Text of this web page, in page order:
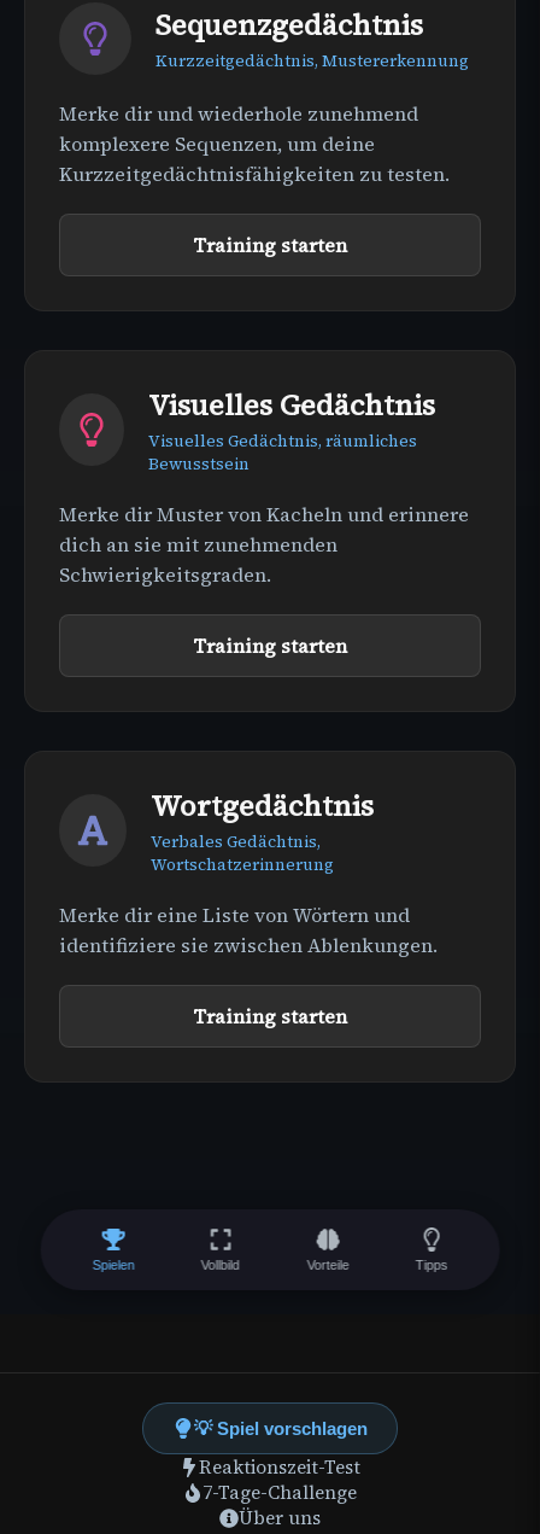
Sequenzgedächtnis
Kurzzeitgedächtnis, Mustererkennung
Merke dir und wiederhole zunehmend
komplexere Sequenzen, um deine
Kurzzeitgedächtnisfähigkeiten zu testen.
Training starten
Visuelles Gedächtnis
Visuelles Gedächtnis, räumliches
Bewusstsein
Merke dir Muster von Kacheln und erinnere
dich an sie mit zunehmenden
Schwierigkeitsgraden.
Training starten
Wortgedächtnis
Verbales Gedächtnis,
Wortschatzerinnerung
Merke dir eine Liste von Wörtern und
identifiziere sie zwischen Ablenkungen.
Training starten
Spielen Vollbild Vorteile Tipps
💡 Spiel vorschlagen
Reaktionszeit-Test
7-Tage-Challenge
Über uns